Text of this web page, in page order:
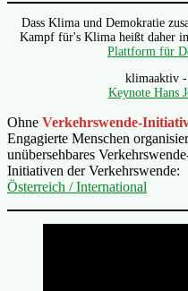
Dass Klima und Demokratie
Kampf für's Klima heißt daher
Plattform für
klimaaktiv -
Keynote Hans
Ohne Verkehrswende-
Engagierte Menschen
unübersehbares
Initiativen der Verkehrswende:
Österreich / International